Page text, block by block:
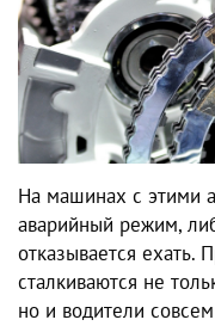
На машинах с этими
аварийный режим,
отказывается ехать.
сталкиваются не
но и водители